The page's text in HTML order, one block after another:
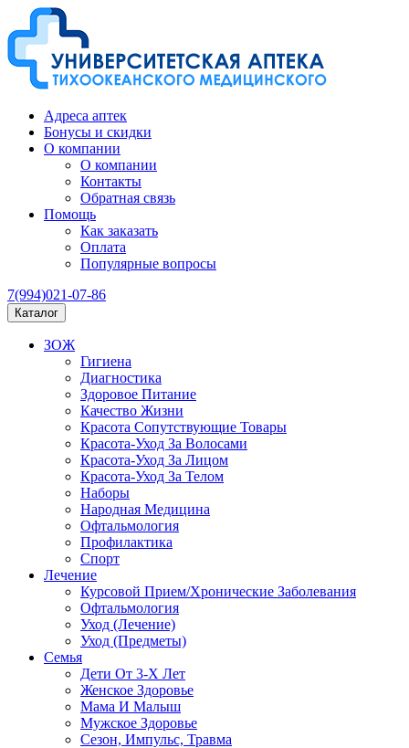
Адреса аптек
Бонусы и скидки
О компании
О компании
Контакты
Обратная связь
Помощь
Как заказать
Оплата
Популярные вопросы
7(994)021-07-86
Каталог
ЗОЖ
Гигиена
Диагностика
Здоровое Питание
Качество Жизни
Красота Сопутствующие Товары
Красота-Уход За Волосами
Красота-Уход За Лицом
Красота-Уход За Телом
Наборы
Народная Медицина
Офтальмология
Профилактика
Спорт
Лечение
Курсовой Прием/Хронические Заболевания
Офтальмология
Уход (Лечение)
Уход (Предметы)
Семья
Дети От 3-Х Лет
Женское Здоровье
Мама И Малыш
Мужское Здоровье
Сезон, Импульс, Травма